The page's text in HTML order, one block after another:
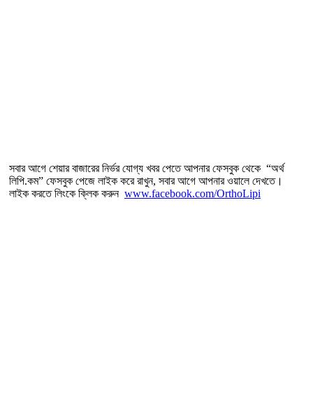
সবার আগে শেয়ার বাজারের নির্ভর যোগ্য খবর পেতে আপনার ফেসবুক থেকে “অর্থ
লিপি.কম” ফেসবুক পেজে লাইক করে রাখুন, সবার আগে আপনার ওয়ালে দেখতে।
লাইক করতে লিংকে ক্লিক করুন www.facebook.com/OrthoLipi